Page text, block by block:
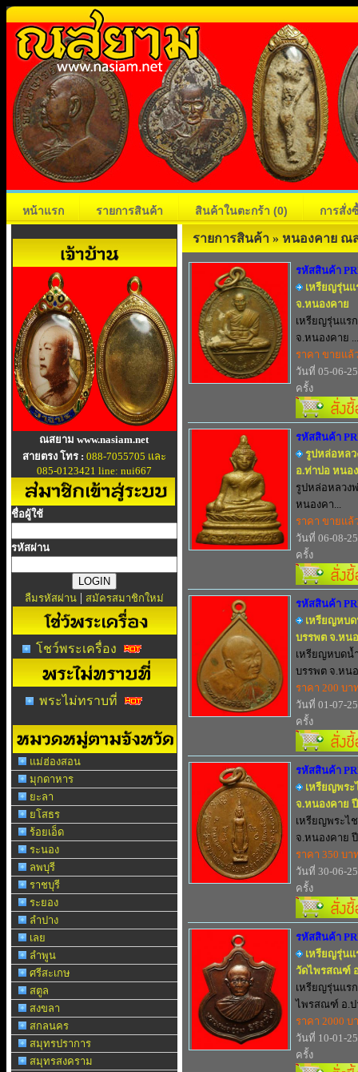
หน้าแรก รายการสินค้า สินค้าในตะกร้า (0) การสั่ง
ณสยาม www.nasiam.net
สายตรง โทร : 088-7055705 และ
085-0123421 line: nui667
ชื่อผู้ใช้
รหัสผ่าน
ลืมรหัสผ่าน | สมัครสมาชิกใหม่
โชว์พระเครื่อง
พระไม่ทราบที่
แม่ฮ่องสอน
มุกดาหาร
ยะลา
ยโสธร
ร้อยเอ็ด
ระนอง
ลพบุรี
ราชบุรี
ระยอง
ลำปาง
เลย
ลำพูน
ศรีสะเกษ
สตูล
สงขลา
สกลนคร
สมุทรปราการ
สมุทรสงคราม
รายการสินค้า » หนองคาย ณส
รหัสสินค้า
เหรียญรุ่น
จ.หนองคาย
เหรียญรุ่นแร
จ.หนองคาย ...
ราคา ขายแล้
วันที่ 05-06-
ครั้ง
รหัสสินค้า
รูปหล่อหลว
อ.ท่าบ่อ หนอ
รูปหล่อหลวง
หนองคา...
ราคา ขายแล้
วันที่ 06-08-
ครั้ง
รหัสสินค้า
เหรียญหบ
บรรพต จ.หน
เหรียญหบดน้
บรรพต จ.หน
ราคา 200 บา
วันที่ 01-07-
ครั้ง
รหัสสินค้า
เหรียญพระ
จ.หนองคาย
เหรียญพระไ
จ.หนองคาย
ราคา 350 บา
วันที่ 30-06-
ครั้ง
รหัสสินค้า
เหรียญรุ่น
วัดไพรสณฑ์
เหรียญรุ่นแร
ไพรสณฑ์ อ.ป
ราคา 2000 บ
วันที่ 10-01-
ครั้ง